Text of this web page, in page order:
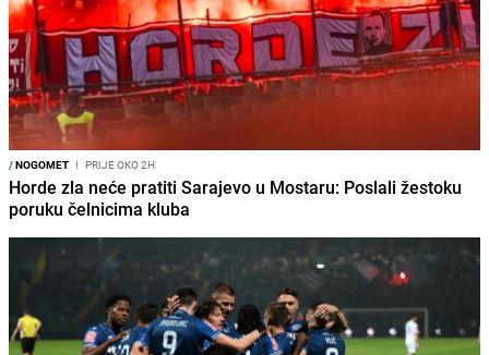
/NOGOMET I PRIJE OKO 2H
Horde zla neće pratiti Sarajevo u Mostaru: Poslali žestoku
poruku čelnicima kluba